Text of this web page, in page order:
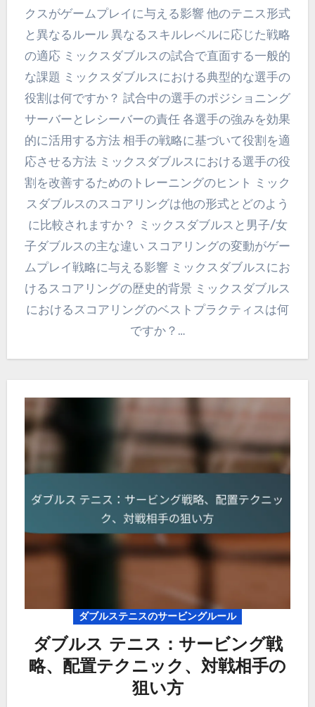
クスがゲームプレイに与える影響 他のテニス形式
と異なるルール 異なるスキルレベルに応じた戦略
の適応 ミックスダブルスの試合で直面する一般的
な課題 ミックスダブルスにおける典型的な選手の
役割は何ですか？ 試合中の選手のポジショニング
サーバーとレシーバーの責任 各選手の強みを効果
的に活用する方法 相手の戦略に基づいて役割を適
応させる方法 ミックスダブルスにおける選手の役
割を改善するためのトレーニングのヒント ミック
スダブルスのスコアリングは他の形式とどのよう
に比較されますか？ ミックスダブルスと男子/女
子ダブルスの主な違い スコアリングの変動がゲー
ムプレイ戦略に与える影響 ミックスダブルスにお
けるスコアリングの歴史的背景 ミックスダブルス
におけるスコアリングのベストプラクティスは何
ですか？…
ダブルステニスのサービングルール
ダブルス テニス：サービング戦
略、配置テクニック、対戦相手の
狙い方